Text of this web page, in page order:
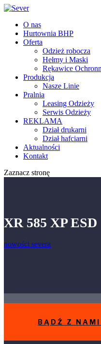
O nas
Hurtownia BHP
Oferta
Odzież robocza
Hełmy i Maski
Rękawice
Produkcja
Nasze Linie
Pralnia
Leasing Odzieży
Serwis Odzieży
REKLAMA
Dział drukarni
Dział hafciarni
Aktualności
Kontakt
Zaznacz stronę
XR 585 XP ESD
nowości severa
BĄDŹ Z